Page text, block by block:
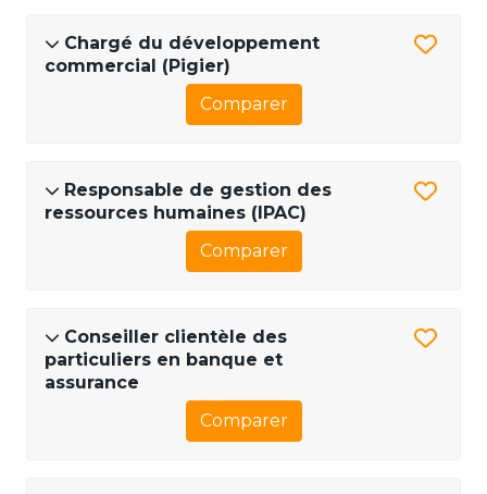
Chargé du développement
commercial (Pigier)
Comparer
Responsable de gestion des
ressources humaines (IPAC)
Comparer
Conseiller clientèle des
particuliers en banque et
assurance
Comparer